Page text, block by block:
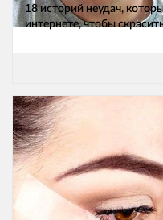
18 историй неудач,
интернете, чтобы